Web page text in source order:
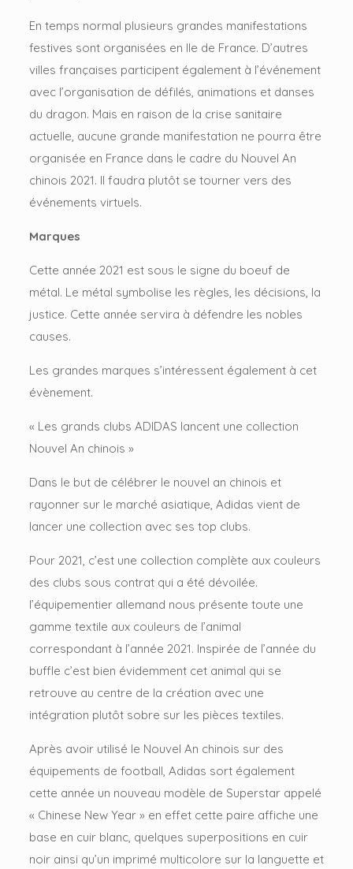
En temps normal plusieurs grandes manifestations
festives sont organisées en Ile de France. D’autres
villes françaises participent également à l’événement
avec l’organisation de défilés, animations et danses
du dragon. Mais en raison de la crise sanitaire
actuelle, aucune grande manifestation ne pourra être
organisée en France dans le cadre du Nouvel An
chinois 2021. Il faudra plutôt se tourner vers des
événements virtuels.
Marques
Cette année 2021 est sous le signe du boeuf de
métal. Le métal symbolise les règles, les décisions, la
justice. Cette année servira à défendre les nobles
causes.
Les grandes marques s’intéressent également à cet
évènement.
« Les grands clubs ADIDAS lancent une collection
Nouvel An chinois »
Dans le but de célébrer le nouvel an chinois et
rayonner sur le marché asiatique, Adidas vient de
lancer une collection avec ses top clubs.
Pour 2021, c’est une collection complète aux couleurs
des clubs sous contrat qui a été dévoilée.
l’équipementier allemand nous présente toute une
gamme textile aux couleurs de l’animal
correspondant à l’année 2021. Inspirée de l’année du
buffle c’est bien évidemment cet animal qui se
retrouve au centre de la création avec une
intégration plutôt sobre sur les pièces textiles.
Après avoir utilisé le Nouvel An chinois sur des
équipements de football, Adidas sort également
cette année un nouveau modèle de Superstar appelé
« Chinese New Year » en effet cette paire affiche une
base en cuir blanc, quelques superpositions en cuir
noir ainsi qu’un imprimé multicolore sur la languette et